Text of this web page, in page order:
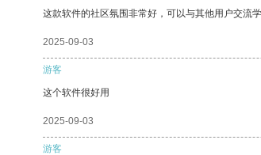
这款软件的社区氛围非常好，可以与其他用户交流学
2025-09-03
游客
这个软件很好用
2025-09-03
游客